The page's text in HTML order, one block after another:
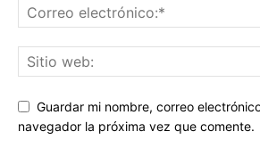
Guardar mi nombre, correo
navegador la próxima vez que comente.